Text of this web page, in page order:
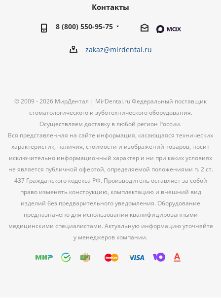
Контакты
8 (800) 550-95-75
zakaz@mirdental.ru
© 2009 - 2026 МирДентал | MirDental.ru Федеральный поставщик
стоматологического и зуботехнического оборудования.
Осуществляем доставку в любой регион России.
Вся представленная на сайте информация, касающаяся технических
характеристик, наличия, стоимости и изображений товаров, носит
исключительно информационный характер и ни при каких условиях
не является публичной офертой, определяемой положениями п. 2 ст.
437 Гражданского кодекса РФ. Производитель оставляет за собой
право изменять конструкцию, комплектацию и внешний вид
изделий без предварительного уведомления. Оборудование
предназначено для использования квалифицированными
медицинскими специалистами. Актуальную информацию уточняйте
у менеджеров компании.